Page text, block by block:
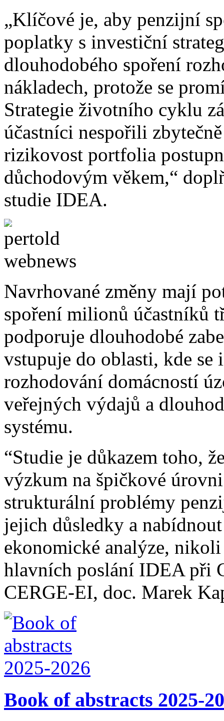
„Klíčové je, aby penzijní
poplatky s investiční
dlouhodobého spoření
nákladech, protože se
Strategie životního cyklu
účastníci nespořili
rizikovost portfolia
důchodovým věkem,“
studie IDEA.
Navrhované změny mají
spoření milionů účastníků
podporuje dlouhodobé
vstupuje do oblasti, kde
rozhodování domácností
veřejných výdajů a
systému.
“Studie je důkazem toho,
výzkum na špičkové
strukturální problémy
jejich důsledky a
ekonomické analýze,
hlavních poslání IDEA při
CERGE-EI, doc. Marek
Book of abstracts 2025-